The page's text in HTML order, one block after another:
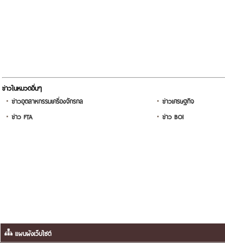
ข่าวในหมวดอื่นๆ
ข่าวอุตสาหกรรมเครื่องจักรกล
ข่าวเศรษฐกิจ
ข่าว FTA
ข่าว BOI
แผนผังเว็บไซต์